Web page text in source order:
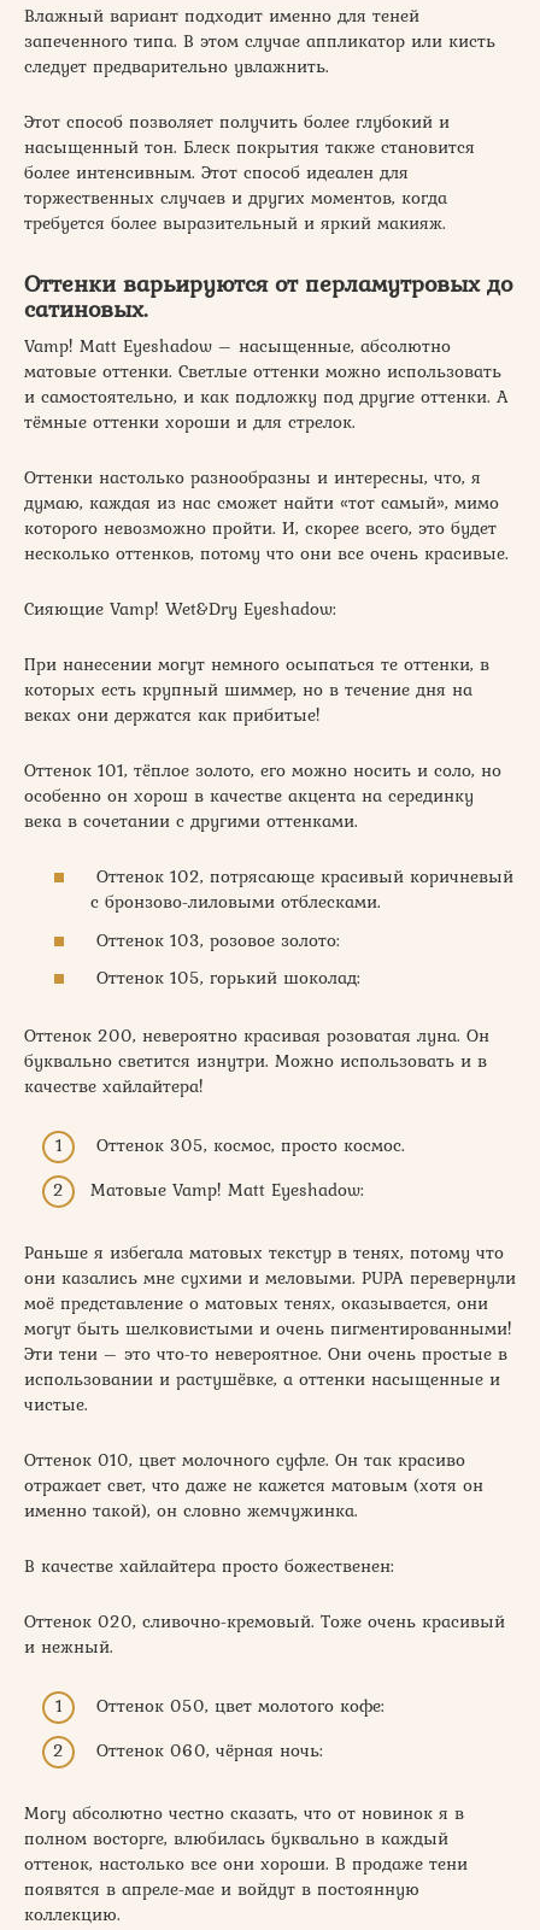
Влажный вариант подходит именно для теней
запеченного типа. В этом случае аппликатор или кисть
следует предварительно увлажнить.
Этот способ позволяет получить более глубокий и
насыщенный тон. Блеск покрытия также становится
более интенсивным. Этот способ идеален для
торжественных случаев и других моментов, когда
требуется более выразительный и яркий макияж.
Оттенки варьируются от перламутровых до
сатиновых.
Vamp! Matt Eyeshadow – насыщенные, абсолютно
матовые оттенки. Светлые оттенки можно использовать
и самостоятельно, и как подложку под другие оттенки. А
тёмные оттенки хороши и для стрелок.
Оттенки настолько разнообразны и интересны, что, я
думаю, каждая из нас сможет найти «тот самый», мимо
которого невозможно пройти. И, скорее всего, это будет
несколько оттенков, потому что они все очень красивые.
Сияющие Vamp! Wet&Dry Eyeshadow:
При нанесении могут немного осыпаться те оттенки, в
которых есть крупный шиммер, но в течение дня на
веках они держатся как прибитые!
Оттенок 101, тёплое золото, его можно носить и соло, но
особенно он хорош в качестве акцента на серединку
века в сочетании с другими оттенками.
Оттенок 102, потрясающе красивый коричневый
с бронзово-лиловыми отблесками.
Оттенок 103, розовое золото:
Оттенок 105, горький шоколад:
Оттенок 200, невероятно красивая розоватая луна. Он
буквально светится изнутри. Можно использовать и в
качестве хайлайтера!
Оттенок 305, космос, просто космос.
Матовые Vamp! Matt Eyeshadow:
Раньше я избегала матовых текстур в тенях, потому что
они казались мне сухими и меловыми. PUPA перевернули
моё представление о матовых тенях, оказывается, они
могут быть шелковистыми и очень пигментированными!
Эти тени – это что-то невероятное. Они очень простые в
использовании и растушёвке, а оттенки насыщенные и
чистые.
Оттенок 010, цвет молочного суфле. Он так красиво
отражает свет, что даже не кажется матовым (хотя он
именно такой), он словно жемчужинка.
В качестве хайлайтера просто божественен:
Оттенок 020, сливочно-кремовый. Тоже очень красивый
и нежный.
Оттенок 050, цвет молотого кофе:
Оттенок 060, чёрная ночь:
Могу абсолютно честно сказать, что от новинок я в
полном восторге, влюбилась буквально в каждый
оттенок, настолько все они хороши. В продаже тени
появятся в апреле-мае и войдут в постоянную
коллекцию.